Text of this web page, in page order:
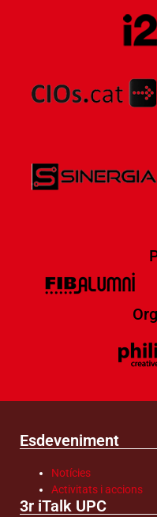
Esdeveniment
Notícies
Activitats i accions
3r iTalk UPC